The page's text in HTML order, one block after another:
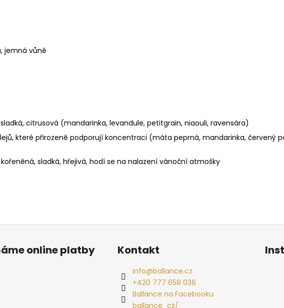
jemná vůně
citrusová (mandarinka, levandule, petitgrain, niaouli, ravensára)
které přirozeně podporují koncentraci (máta peprná, mandarinka, červený
sladká, hřejivá, hodí se na nalazení vánoční atmošky
online platby Kontakt
info@ballance.cz
+420 777 658 036
Ballance na Facebooku
ballance_cz/